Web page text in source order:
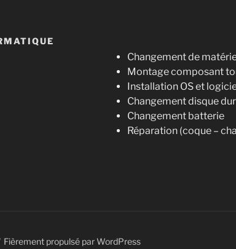
Changement de
Montage composant
Installation OS et
Changement disque dur
Changement batterie
Réparation (coque –
Fièrement propulsé par WordPress